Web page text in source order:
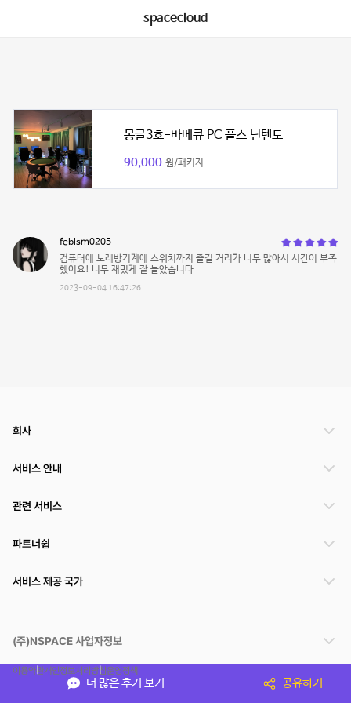
spacecloud
몽글3호-바베큐 PC 플스 닌텐도
90,000 원/패키지
feblsm0205
컴퓨터에 노래방기계에 스위치까지 즐길 거리가 너무 많아서 시간이 부족
했어요! 너무 재밌게 잘 놀았습니다
2023-09-04 16:47:26
더 많은 후기 보기 공유하기
회사
서비스 안내
관련 서비스
파트너쉽
서비스 제공 국가
(주)NSPACE 사업자정보
이용약관개인정보처리방침운영정책
스페이스클라우드는 통신판매중개자이며 통신판매의 당사자가 아닙니다. 따라서 스페이스클